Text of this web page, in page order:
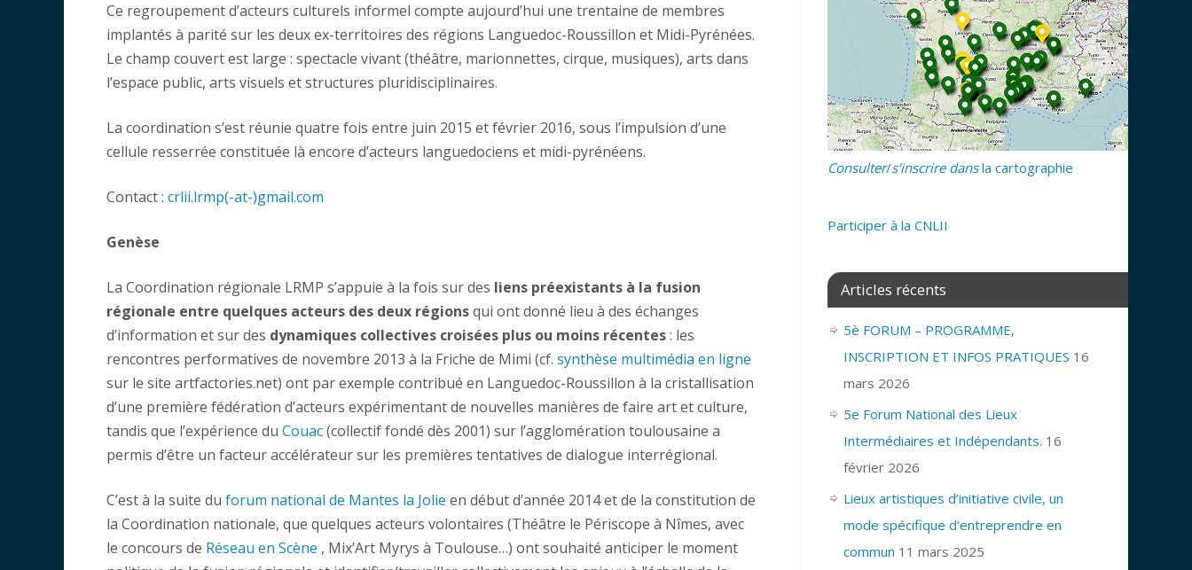
Ce regroupement d’acteurs culturels informel compte aujourd’hui une trentaine de membres
implantés à parité sur les deux ex-territoires des régions Languedoc-Roussillon et Midi-Pyrénées.
Le champ couvert est large : spectacle vivant (théâtre, marionnettes, cirque, musiques), arts dans
l’espace public, arts visuels et structures pluridisciplinaires.
La coordination s’est réunie quatre fois entre juin 2015 et février 2016, sous l’impulsion d’une
cellule resserrée constituée là encore d’acteurs languedociens et midi-pyrénéens.
Contact : crlii.lrmp(-at-)gmail.com
Genèse
La Coordination régionale LRMP s’appuie à la fois sur des liens préexistants à la fusion
régionale entre quelques acteurs des deux régionsqui ont donné lieu à des échanges
d’information et sur des dynamiques collectives croisées plus ou moins récentes: les
rencontres performatives de novembre 2013 à la Friche de Mimi (cf. synthèse multimédia en ligne
sur le site artfactories.net) ont par exemple contribué en Languedoc-Roussillon à la cristallisation
d’une première fédération d’acteurs expérimentant de nouvelles manières de faire art et culture,
tandis que l’expérience du Couac(collectif fondé dès 2001) sur l’agglomération toulousaine a
permis d’être un facteur accélérateur sur les premières tentatives de dialogue interrégional.
C’est à la suite du forum national de Mantes la Jolie en début d’année 2014 et de la constitution de
la Coordination nationale, que quelques acteurs volontaires (Théâtre le Périscope à Nîmes, avec
le concours de Réseau en Scène , Mix’Art Myrys à Toulouse…) ont souhaité anticiper le moment
Consulter/s'inscrire dansla cartographie
Participer à la CNLII
Articles récents
5è FORUM – PROGRAMME,
INSCRIPTION ET INFOS PRATIQUES 16
mars 2026
5e Forum National des Lieux
Intermédiaires et Indépendants. 16
février 2026
Lieux artistiques d’initiative civile, un
mode spécifique d’entreprendre en
commun 11 mars 2025